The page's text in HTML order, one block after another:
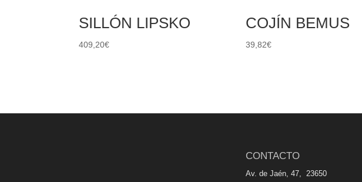
SILLÓN LIPSKO
409,20€
COJÍN BEMUS
39,82€
CONTACTO
Av. de Jaén, 47, 23650